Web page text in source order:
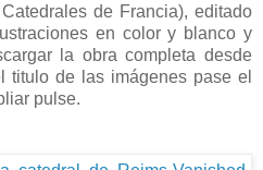
de Francia), editado
en color y blanco y
la obra completa desde
titulo de las imágenes pase el
pulse.